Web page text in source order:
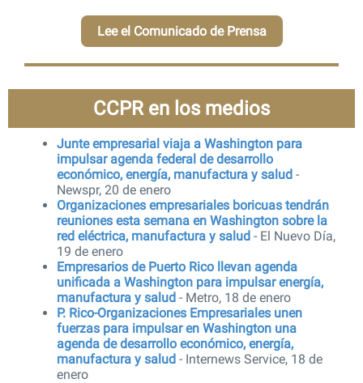
Lee el Comunicado de Prensa
CCPR en los medios
Junte empresarial viaja a Washington para
impulsar agenda federal de desarrollo
económico, energía, manufactura y salud -
Newspr, 20 de enero
Organizaciones empresariales boricuas tendrán
reuniones esta semana en Washington sobre la
red eléctrica, manufactura y salud - El Nuevo Día,
19 de enero
Empresarios de Puerto Rico llevan agenda
unificada a Washington para impulsar energía,
manufactura y salud - Metro, 18 de enero
P. Rico-Organizaciones Empresariales unen
fuerzas para impulsar en Washington una
agenda de desarrollo económico, energía,
manufactura y salud - Internews Service, 18 de
enero